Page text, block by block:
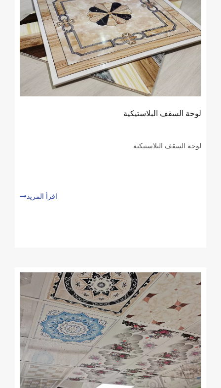
لوحة السقف البلاستيكية
لوحة السقف البلاستيكية
اقرأ المزيد